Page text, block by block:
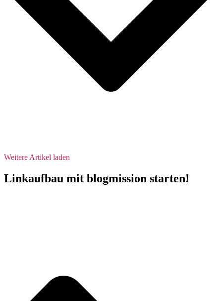
Weitere Artikel laden
Linkaufbau mit blogmission starten!